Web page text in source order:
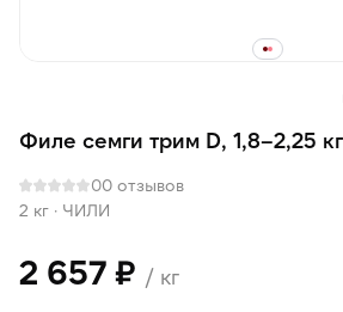
Филе семги трим D, 1,8–2,25 кг
00 отзывов
2 кг · ЧИЛИ
2 657 ₽ / кг